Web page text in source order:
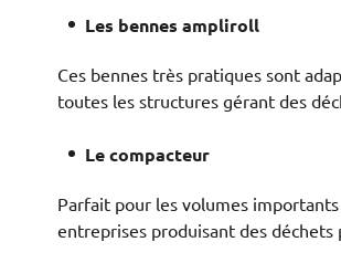
Les bennes ampliroll
Ces bennes très pratiques sont
toutes les structures gérant des
Le compacteur
Parfait pour les volumes
entreprises produisant des déchets